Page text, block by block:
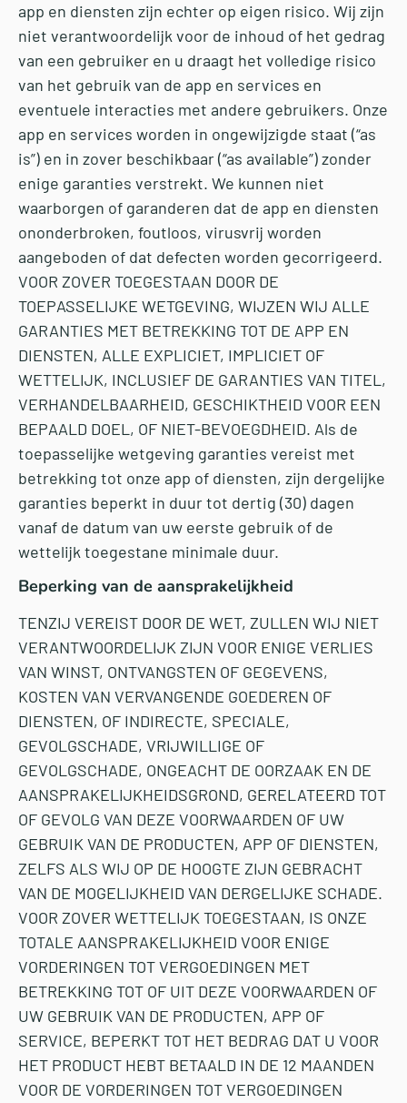
app en diensten zijn echter op eigen risico. Wij zijn
niet verantwoordelijk voor de inhoud of het gedrag
van een gebruiker en u draagt ​​het volledige risico
van het gebruik van de app en services en
eventuele interacties met andere gebruikers. Onze
app en services worden in ongewijzigde staat (“as
is”) en in zover beschikbaar (“as available”) zonder
enige garanties verstrekt. We kunnen niet
waarborgen of garanderen dat de app en diensten
ononderbroken, foutloos, virusvrij worden
aangeboden of dat defecten worden gecorrigeerd.
VOOR ZOVER TOEGESTAAN DOOR DE
TOEPASSELIJKE WETGEVING, WIJZEN WIJ ALLE
GARANTIES MET BETREKKING TOT DE APP EN
DIENSTEN, ALLE EXPLICIET, IMPLICIET OF
WETTELIJK, INCLUSIEF DE GARANTIES VAN TITEL,
VERHANDELBAARHEID, GESCHIKTHEID VOOR EEN
BEPAALD DOEL, OF NIET-BEVOEGDHEID. Als de
toepasselijke wetgeving garanties vereist met
betrekking tot onze app of diensten, zijn dergelijke
garanties beperkt in duur tot dertig (30) dagen
vanaf de datum van uw eerste gebruik of de
wettelijk toegestane minimale duur.
Beperking van de aansprakelijkheid
TENZIJ VEREIST DOOR DE WET, ZULLEN WIJ NIET
VERANTWOORDELIJK ZIJN VOOR ENIGE VERLIES
VAN WINST, ONTVANGSTEN OF GEGEVENS,
KOSTEN VAN VERVANGENDE GOEDEREN OF
DIENSTEN, OF INDIRECTE, SPECIALE,
GEVOLGSCHADE, VRIJWILLIGE OF
GEVOLGSCHADE, ONGEACHT DE OORZAAK EN DE
AANSPRAKELIJKHEIDSGROND, GERELATEERD TOT
OF GEVOLG VAN DEZE VOORWAARDEN OF UW
GEBRUIK VAN DE PRODUCTEN, APP OF DIENSTEN,
ZELFS ALS WIJ OP DE HOOGTE ZIJN GEBRACHT
VAN DE MOGELIJKHEID VAN DERGELIJKE SCHADE.
VOOR ZOVER WETTELIJK TOEGESTAAN, IS ONZE
TOTALE AANSPRAKELIJKHEID VOOR ENIGE
VORDERINGEN TOT VERGOEDINGEN MET
BETREKKING TOT OF UIT DEZE VOORWAARDEN OF
UW GEBRUIK VAN DE PRODUCTEN, APP OF
SERVICE, BEPERKT TOT HET BEDRAG DAT U VOOR
HET PRODUCT HEBT BETAALD IN DE 12 MAANDEN
VOOR DE VORDERINGEN TOT VERGOEDINGEN